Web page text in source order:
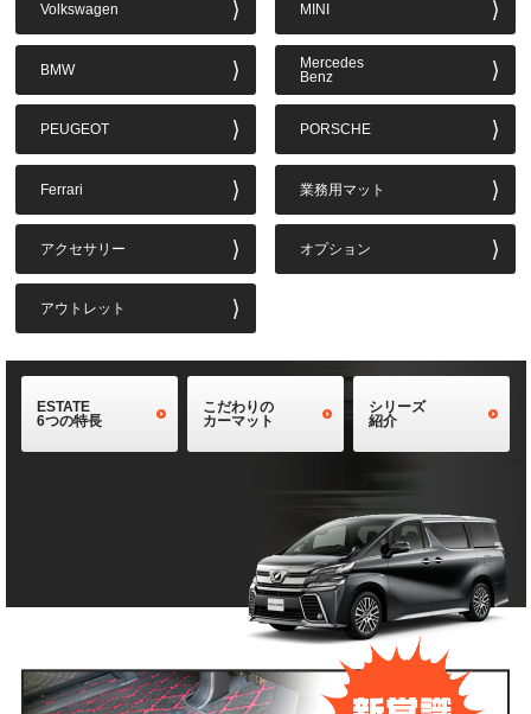
Volkswagen MINI
BMW
Mercedes
Benz
PEUGEOT PORSCHE
Ferrari 業務用マット
アクセサリー オプション
アウトレット
ESTATE
6つの特長
こだわりの
カーマット
シリーズ
紹介